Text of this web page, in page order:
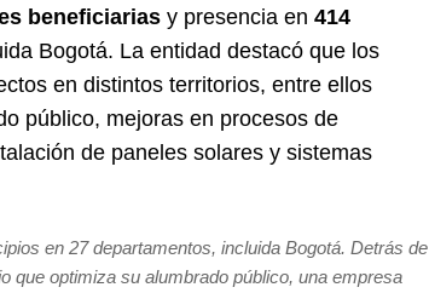
beneficiarias y presencia en 414
Bogotá. La entidad destacó que los
en distintos territorios, entre ellos
público, mejoras en procesos de
de paneles solares y sistemas
en 27 departamentos, incluida Bogotá. Detrás de
que optimiza su alumbrado público, una empresa